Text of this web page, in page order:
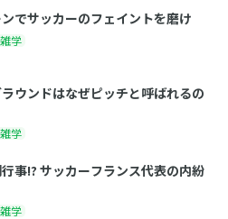
でサッカーのフェイントを磨け
雑学
ウンドはなぜピッチと呼ばれるの
雑学
事!? サッカーフランス代表の内紛
雑学